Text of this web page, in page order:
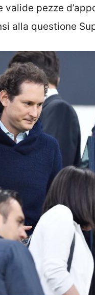
pezze
alla questione